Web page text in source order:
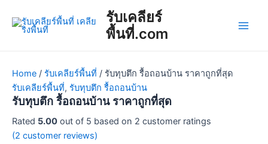
content
รับเคลียร์
พื้นที่.com
Home / รับเคลียร์พื้นที่ / รับทุบตึก รื้อถอนบ้าน ราคาถูกที่สุด
รับเคลียร์พื้นที่, รับทุบตึก รื้อถอนบ้าน
รับทุบตึก รื้อถอนบ้าน ราคาถูกที่สุด
Rated 5.00 out of 5 based on 2 customer ratings
(2 customer reviews)
ทุบ
ตึก
ราคา
ถูก
ที่สุด